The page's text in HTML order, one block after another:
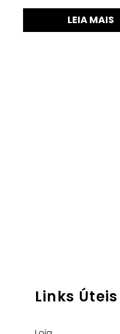
0
LEIA MAIS
Links Úteis